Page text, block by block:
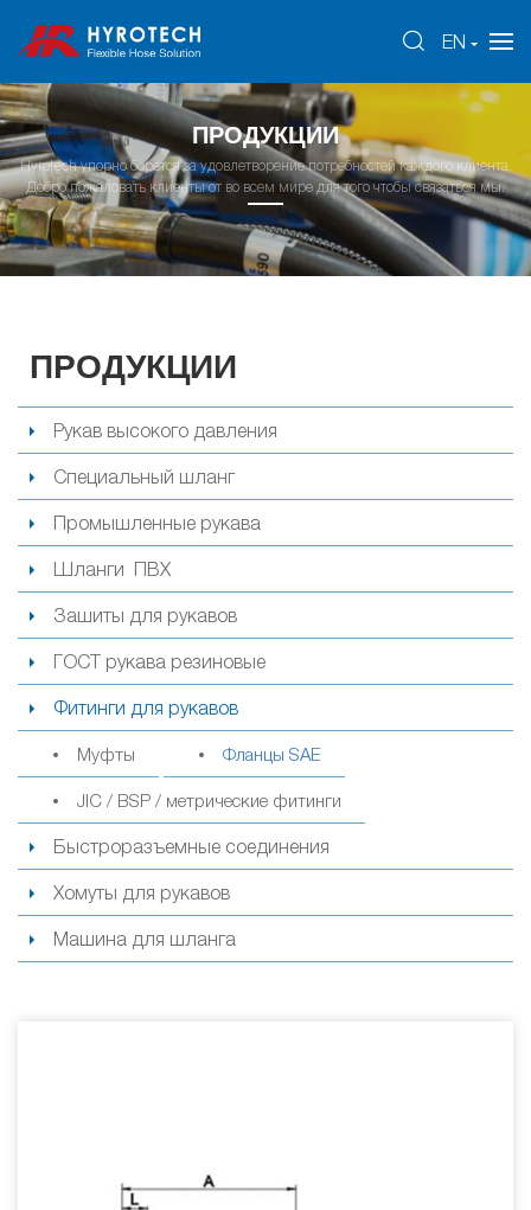
EN
ПРОДУКЦИИ
Hyrotech упорно борется за удовлетворение потребностей каждого клиента.
Добро пожаловать клиенты от во всем мире для того чтобы связаться мы.
ПРОДУКЦИИ
Рукав высокого давления
Специальный шланг
Промышленные рукава
Шланги ПВХ
Зашиты для рукавов
ГОСТ рукава резиновые
Фитинги для рукавов
Муфты Фланцы SAE
JIC / BSP / метрические фитинги
Быстроразъемные соединения
Хомуты для рукавов
Машина для шланга